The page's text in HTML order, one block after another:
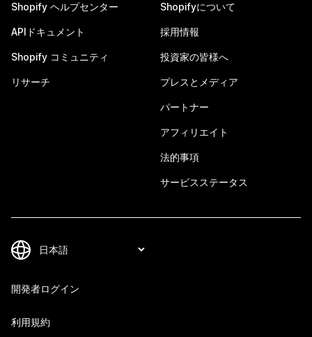
Shopify ヘルプセンター
APIドキュメント
Shopify コミュニティ
リサーチ
Shopifyについて
採用情報
投資家の皆様へ
プレスとメディア
パートナー
アフィリエイト
法的事項
サービスステータス
開発者ログイン
利用規約